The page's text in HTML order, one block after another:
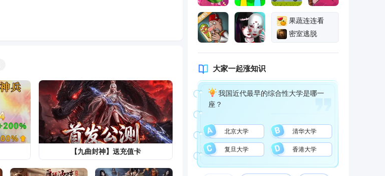
4女共侍1夫仅开胃菜，知名女星再曝豪门
猛料，更恶心的还在后面
昌霖娱乐 3天前
知名女星突然死亡，仅35岁，告别仪式曝
光，生前一张照片令人心痛
账号已注销 3天前
美国的麻烦大了，特朗普没有料到，沙特联
【九曲封神】送充值卡
果蔬连连看
密室逃脱
大家一起涨知识
我国近代最早的综合性大学是哪一
座？
北京大学 清华大学
复旦大学 香港大学